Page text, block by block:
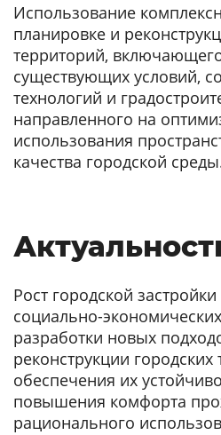
Использование
планировке и
территорий,
существующих условий,
технологий и
направленного на
использования
качества городской
Рост городской
социально-
разработки новых
реконструкции городских
обеспечения их
повышения комфорта
рационального